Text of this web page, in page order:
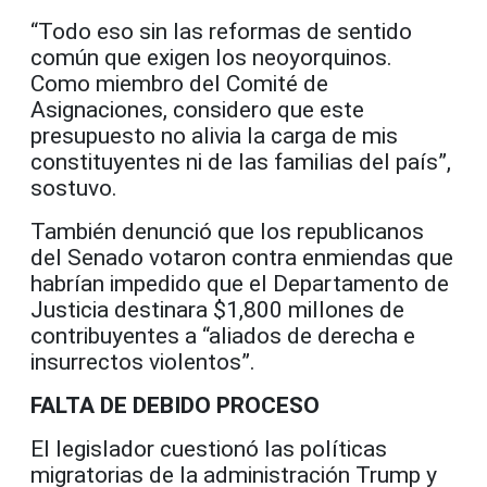
“Todo eso sin las reformas de sentido
común que exigen los neoyorquinos.
Como miembro del Comité de
Asignaciones, considero que este
presupuesto no alivia la carga de mis
constituyentes ni de las familias del país”,
sostuvo.
También denunció que los republicanos
del Senado votaron contra enmiendas que
habrían impedido que el Departamento de
Justicia destinara $1,800 millones de
contribuyentes a “aliados de derecha e
insurrectos violentos”.
FALTA DE DEBIDO PROCESO
El legislador cuestionó las políticas
migratorias de la administración Trump y